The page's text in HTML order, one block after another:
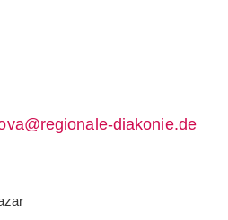
diakonie.de